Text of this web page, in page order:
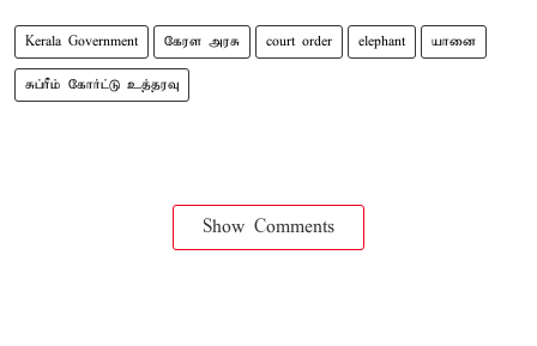
Kerala Government கேரள அரசு court order elephant யானை
சுப்ரீம் கோர்ட்டு உத்தரவு
Show Comments